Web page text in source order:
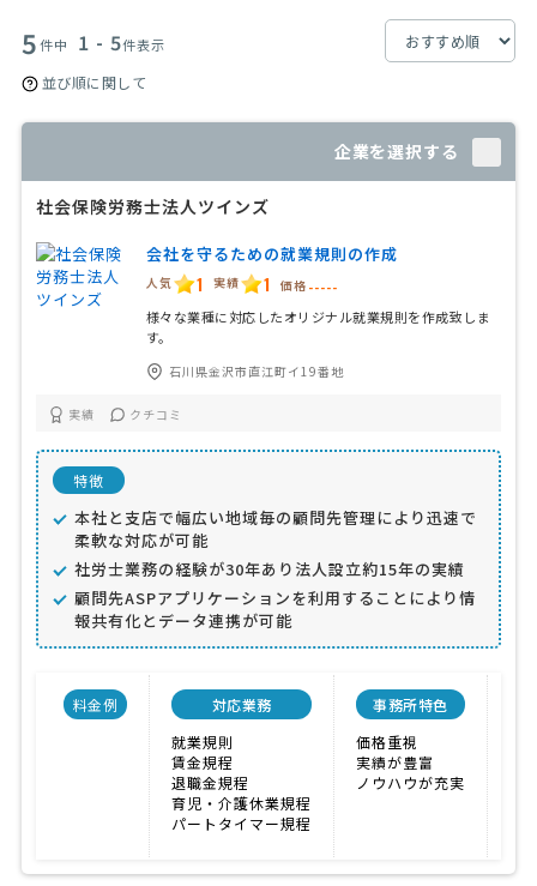
5件中 1 - 5件表示
並び順に関して
企業を選択する
社会保険労務士法人ツインズ
会社を守るための就業規則の作成
人気 1 実績 1 価格 -----
様々な業種に対応したオリジナル就業規則を作成致しま
す。
石川県金沢市直江町イ19番地
実績 クチコミ
特徴
本社と支店で幅広い地域毎の顧問先管理により迅速で
柔軟な対応が可能
社労士業務の経験が30年あり法人設立約15年の実績
顧問先ASPアプリケーションを利用することにより情
報共有化とデータ連携が可能
料金例
対応業務
就業規則
賃金規程
退職金規程
育児・介護休業規程
パートタイマー規程
事務所特色
価格重視
実績が豊富
ノウハウが充実